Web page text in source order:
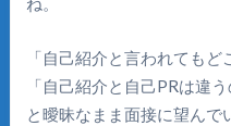
「自己紹介と言われてもど
「自己紹介と自己PRは違う
と曖昧なまま面接に望んで